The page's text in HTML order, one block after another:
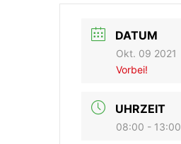
DATUM
Okt. 09 2021
Vorbei!
UHRZEIT
08:00 - 13:00